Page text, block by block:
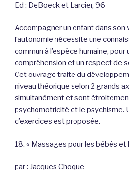
Ed : DeBoeck et Larcier, 96
Accompagner un enfant dans son
l’autonomie nécessite une
commun à l’espèce humaine, pour
compréhension et un respect de
Cet ouvrage traite du
niveau théorique selon 2 grands
simultanément et sont
psychomotricité et le psychisme.
d’exercices est proposée.
18. « Massages pour les bébés et
par : Jacques Choque